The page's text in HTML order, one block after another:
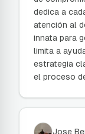
dedica a
atención al
innata para
limita a
estrategia
el proceso
Jose